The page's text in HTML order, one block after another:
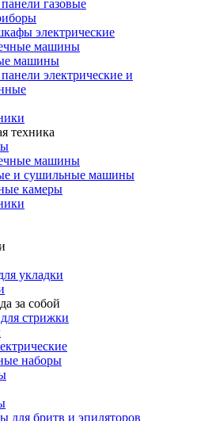
газовые
электрические
машины
машины
электрические и
техника
машины
и сушильные машины
камеры
укладки
за собой
стрижки
наборы
для бритв и эпиляторов